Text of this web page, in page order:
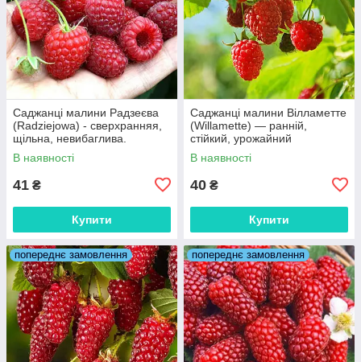
Саджанці малини Радзеєва
(Radziejowa) - сверхранняя,
щільна, невибаглива.
В наявності
41 ₴
Купити
Саджанці малини Вілламетте
(Willamette) — ранній,
стійкий, урожайний
В наявності
40 ₴
Купити
попереднє замовлення попереднє замовлення